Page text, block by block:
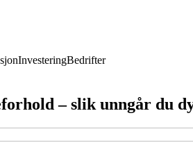
InvesteringBedrifter
– slik unngår du